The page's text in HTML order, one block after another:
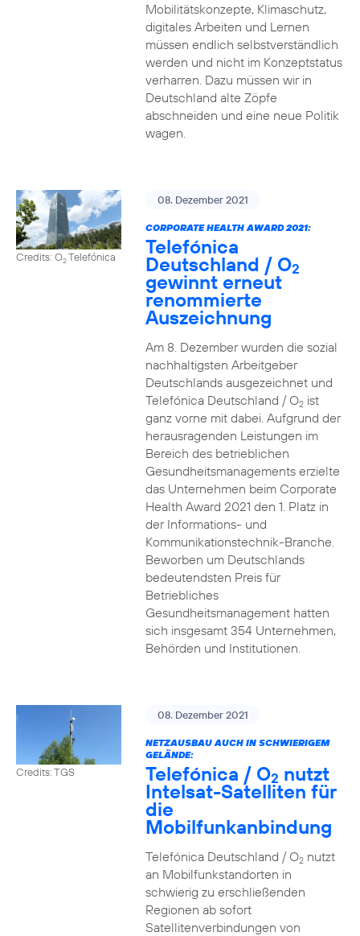
Mobilitätskonzepte, Klimaschutz,
digitales Arbeiten und Lernen
müssen endlich selbstverständlich
werden und nicht im Konzeptstatus
verharren. Dazu müssen wir in
Deutschland alte Zöpfe
abschneiden und eine neue Politik
wagen.
Credits: O2Telefónica
08. Dezember 2021
CORPORATE HEALTH AWARD 2021:
Telefónica
Deutschland / O2
gewinnt erneut
renommierte
Auszeichnung
Am 8. Dezember wurden die sozial
nachhaltigsten Arbeitgeber
Deutschlands ausgezeichnet und
Telefónica Deutschland / O2ist
ganz vorne mit dabei. Aufgrund der
herausragenden Leistungen im
Bereich des betrieblichen
Gesundheitsmanagements erzielte
das Unternehmen beim Corporate
Health Award 2021 den 1. Platz in
der Informations- und
Kommunikationstechnik-Branche.
Beworben um Deutschlands
bedeutendsten Preis für
Betriebliches
Gesundheitsmanagement hatten
sich insgesamt 354 Unternehmen,
Behörden und Institutionen.
Credits: TGS
08. Dezember 2021
NETZAUSBAU AUCH IN SCHWIERIGEM
GELÄNDE:
Telefónica / O2 nutzt
Intelsat-Satelliten für
die
Mobilfunkanbindung
Telefónica Deutschland / O2nutzt
an Mobilfunkstandorten in
schwierig zu erschließenden
Regionen ab sofort
Satellitenverbindungen von